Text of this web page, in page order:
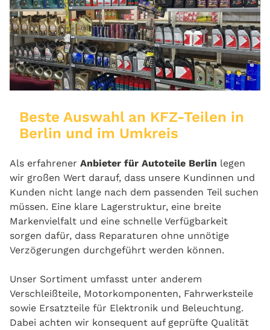
Beste Auswahl an KFZ-Teilen in
Berlin und im Umkreis
Als erfahrener Anbieter für Autoteile Berlin legen
wir großen Wert darauf, dass unsere Kundinnen und
Kunden nicht lange nach dem passenden Teil suchen
müssen. Eine klare Lagerstruktur, eine breite
Markenvielfalt und eine schnelle Verfügbarkeit
sorgen dafür, dass Reparaturen ohne unnötige
Verzögerungen durchgeführt werden können.
Unser Sortiment umfasst unter anderem
Verschleißteile, Motorkomponenten, Fahrwerksteile
sowie Ersatzteile für Elektronik und Beleuchtung.
Dabei achten wir konsequent auf geprüfte Qualität